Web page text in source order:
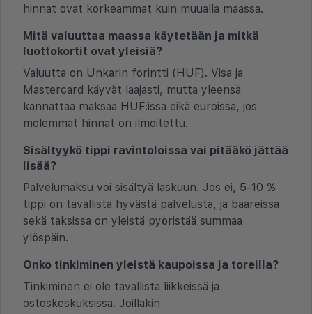
hinnat ovat korkeammat kuin muualla maassa.
Mitä valuuttaa maassa käytetään ja mitkä
luottokortit ovat yleisiä?
Valuutta on Unkarin forintti (HUF). Visa ja
Mastercard käyvät laajasti, mutta yleensä
kannattaa maksaa HUF:issa eikä euroissa, jos
molemmat hinnat on ilmoitettu.
Sisältyykö tippi ravintoloissa vai pitääkö jättää
lisää?
Palvelumaksu voi sisältyä laskuun. Jos ei, 5-10 %
tippi on tavallista hyvästä palvelusta, ja baareissa
sekä taksissa on yleistä pyöristää summaa
ylöspäin.
Onko tinkiminen yleistä kaupoissa ja toreilla?
Tinkiminen ei ole tavallista liikkeissä ja
ostoskeskuksissa. Joillakin